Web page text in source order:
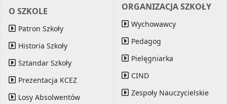
O SZKOLE
Patron Szkoły
Historia Szkoły
Sztandar Szkoły
Prezentacja KCEZ
Losy Absolwentów
ORGANIZACJA SZKOŁY
Wychowawcy
Pedagog
Pielęgniarka
CIND
Zespoły Nauczycielskie